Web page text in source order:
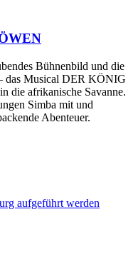
Bühnenbild und die
das Musical DER KÖNIG
die afrikanische Savanne.
Simba mit und
Abenteuer.
aufgeführt werden